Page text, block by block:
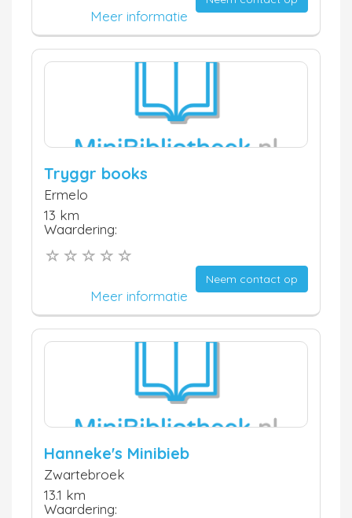
Meer informatie
Tryggr books
Ermelo
13 km
Waardering:
Neem contact op
Meer informatie
Hanneke's Minibieb
Zwartebroek
13.1 km
Waardering: